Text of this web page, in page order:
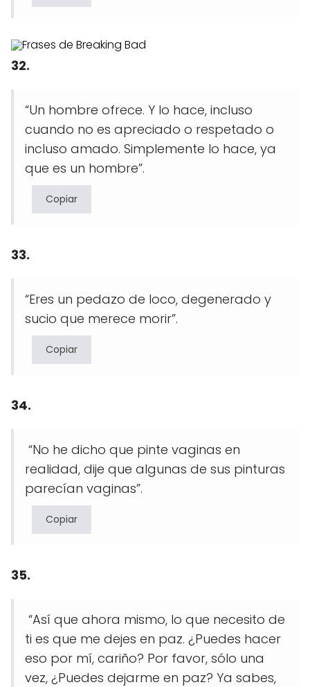
32.
“Un hombre ofrece. Y lo hace, incluso
cuando no es apreciado o respetado o
incluso amado. Simplemente lo hace, ya
que es un hombre”.
Copiar
33.
“Eres un pedazo de loco, degenerado y
sucio que merece morir”.
Copiar
34.
“No he dicho que pinte vaginas en
realidad, dije que algunas de sus pinturas
parecían vaginas”.
Copiar
35.
“Así que ahora mismo, lo que necesito de
ti es que me dejes en paz. ¿Puedes hacer
eso por mí, cariño? Por favor, sólo una
vez, ¿Puedes dejarme en paz? Ya sabes,